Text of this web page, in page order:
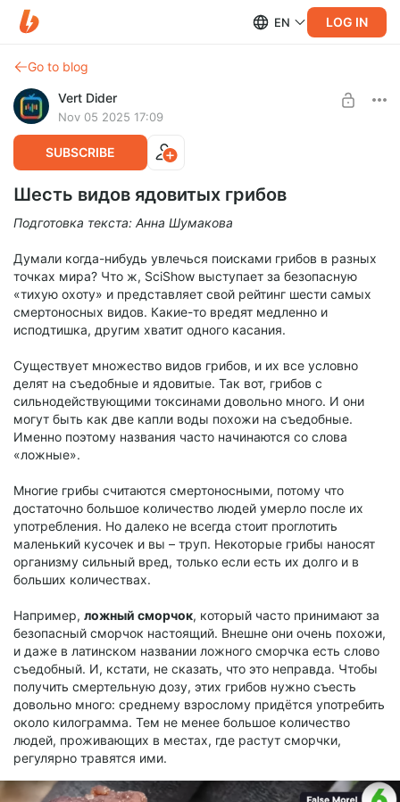
EN LOG IN
Go to blog
Vert Dider
Nov 05 2025 17:09
SUBSCRIBE
Шесть видов ядовитых грибов
Подготовка текста: Анна Шумакова
Думали когда-нибудь увлечься поисками грибов в разных
точках мира? Что ж, SciShow выступает за безопасную
«тихую охоту» и представляет свой рейтинг шести самых
смертоносных видов. Какие-то вредят медленно и
исподтишка, другим хватит одного касания.
Существует множество видов грибов, и их все условно
делят на съедобные и ядовитые. Так вот, грибов с
сильнодействующими токсинами довольно много. И они
могут быть как две капли воды похожи на съедобные.
Именно поэтому названия часто начинаются со слова
«ложные».
Многие грибы считаются смертоносными, потому что
достаточно большое количество людей умерло после их
употребления. Но далеко не всегда стоит проглотить
маленький кусочек и вы – труп. Некоторые грибы наносят
организму сильный вред, только если есть их долго и в
больших количествах.
Например, ложный сморчок, который часто принимают за
безопасный сморчок настоящий. Внешне они очень похожи,
и даже в латинском названии ложного сморчка есть слово
съедобный. И, кстати, не сказать, что это неправда. Чтобы
получить смертельную дозу, этих грибов нужно съесть
довольно много: среднему взрослому придётся употребить
около килограмма. Тем не менее большое количество
людей, проживающих в местах, где растут сморчки,
регулярно травятся ими.